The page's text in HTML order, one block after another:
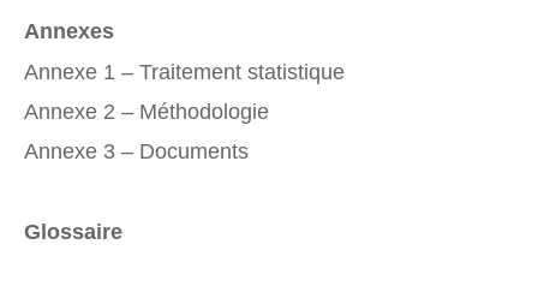
Annexes
Annexe 1 – Traitement statistique
Annexe 2 – Méthodologie
Annexe 3 – Documents
Glossaire